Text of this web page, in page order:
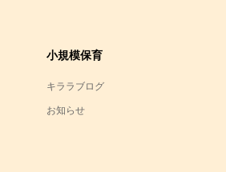
小規模保育
キララブログ
お知らせ